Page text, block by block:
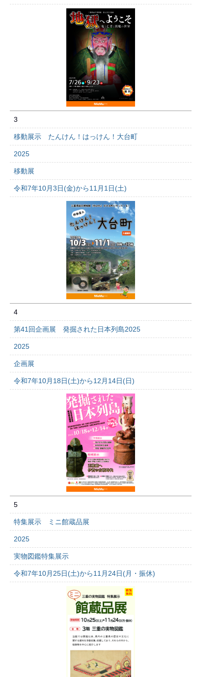
3
移動展示 たんけん！はっけん！大台町
2025
移動展
令和7年10月3日(金)から11月1日(土)
4
第41回企画展 発掘された日本列島2025
2025
企画展
令和7年10月18日(土)から12月14日(日)
5
特集展示 ミニ館蔵品展
2025
実物図鑑特集展示
令和7年10月25日(土)から11月24日(月・振休)